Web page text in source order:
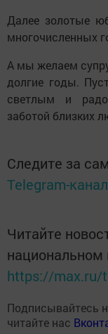
Далее золотые
многочисленных
А мы желаем
долгие годы.
светлым и
заботой близких
Следите за
Telegram-
Читайте
https://max.ru/
Подписывайтесь
читайте нас